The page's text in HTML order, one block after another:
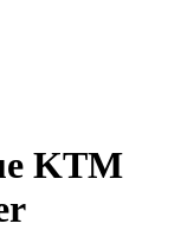
KTM